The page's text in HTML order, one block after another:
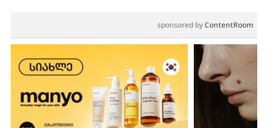
sponsored byContentRoom